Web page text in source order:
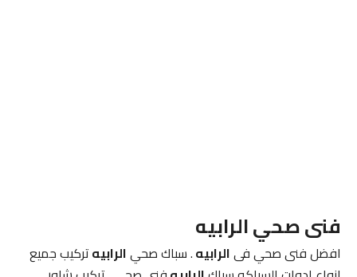
فنى صحيالرابيه
افضل فنى صحي فىالرابيه. سباك صحيالرابيهتركيب جميع